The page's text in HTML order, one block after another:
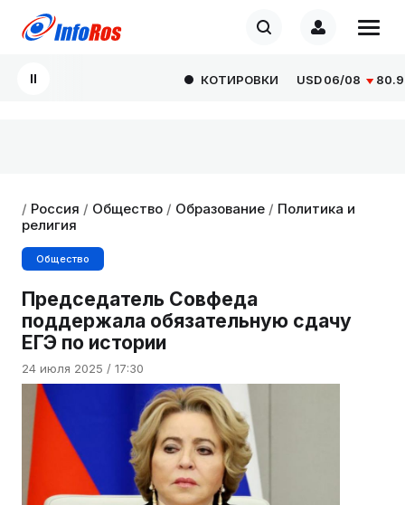
КОТИРОВКИ USD06/08 80.9293
/ Россия / Общество / Образование / Политика и
религия
Общество
Председатель Совфеда
поддержала обязательную сдачу
ЕГЭ по истории
24 июля 2025 / 17:30